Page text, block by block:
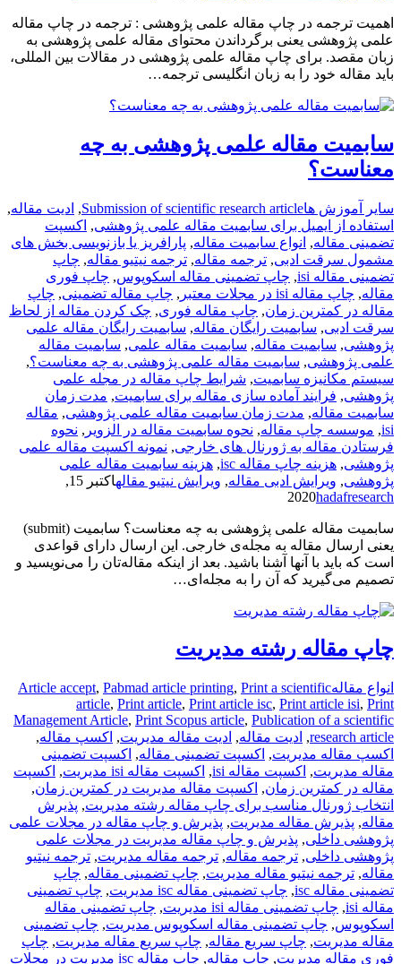
اهمیت ترجمه در چاپ مقاله علمی پژوهشی : ترجمه در چاپ مقاله
علمی پژوهشی یعنی برگرداندن محتوای مقاله علمی پژوهشی به
زبان مقصد. برای چاپ مقاله علمی پژوهشی در مقالات بین المللی،
باید مقاله خود را به زبان انگلیسی ترجمه…
سابمیت مقاله علمی پژوهشی به چه
معناست؟
سایر آموزش هاSubmission of scientific research article
, ادیت مقاله,
استفاده از ایمیل برای سابمیت مقاله علمی پژوهشی, اکسپت
تضمینی مقاله, انواع سابمیت مقاله, پارافریز یا بازنویسی بخش های
مشمول سرقت ادبی, ترجمه مقاله, ترجمه نیتیو مقاله, چاپ
تضمینی مقاله isi
, چاپ تضمینی مقاله اسکوپوس, چاپ فوری
مقاله, چاپ مقاله isi در مجلات معتبر , چاپ مقاله تضمینی, چاپ
مقاله در کمترین زمان, چاپ مقاله فوری, چک کردن مقاله از لحاظ
سرقت ادبی, سابمیت رایگان مقاله, سابمیت رایگان مقاله علمی
پژوهشی, سابمیت مقاله, سابمیت مقاله علمی, سابمیت مقاله
علمی پژوهشی, سابمیت مقاله علمی پژوهشی به چه معناست؟,
سیستم مکانیزه سابمیت, شرایط چاپ مقاله در مجله علمی
پژوهشی, فرایند آماده سازی مقاله برای سابمیت, مدت زمان
سابمیت مقاله, مدت زمان سابمیت مقاله علمی پژوهشی, مقاله
isi
, موسسه چاپ مقاله, نحوه سابمیت مقاله در الزویر , نحوه
فرستادن مقاله به ژورنال های خارجی, نمونه اکسپت مقاله علمی
پژوهشی, هزینه چاپ مقاله isc , هزینه سابمیت مقاله علمی
پژوهشی, ویرایش ادبی مقاله, ویرایش نیتیو مقاله
اکتبر 15,
2020hadafresearch
سابمیت مقاله علمی پژوهشی به چه معناست؟ سابمیت (submit)
یعنی ارسال مقاله به مجله‌ی خارجی. این ارسال دارای قواعدی
است که باید با آنها آشنا باشید. بعد از اینکه مقاله‌تان را می‌نویسید و
تصمیم می‌گیرید که آن را به مجله‌ای…
چاپ مقاله رشته مدیریت
انواع مقاله Article accept, Pabmad article printing, Print a scientific
article, Print article, Print article isc, Print article isi, Print
Management Article, Print Scopus article, Publication of a scientific
research article
, ادیت مقاله, ادیت مقاله مدیریت, اکسپ مقاله,
اکسپ مقاله مدیریت, اکسپت تضمینی مقاله, اکسپت تضمینی
مقاله مدیریت, اکسپت مقاله isi , اکسپت مقاله isi مدیریت , اکسپت
مقاله در کمترین زمان, اکسپت مقاله مدیریت در کمترین زمان,
انتخاب ژورنال مناسب برای چاپ مقاله رشته مدیریت, پذیرش
مقاله, پذیرش مقاله مدیریت, پذیرش و چاپ مقاله در مجلات علمی
پژوهشی داخلی, پذیرش و چاپ مقاله مدیریت در مجلات علمی
پژوهشی داخلی, ترجمه مقاله, ترجمه مقاله مدیریت, ترجمه نیتیو
مقاله, ترجمه نیتیو مقاله مدیریت, چاپ تضمینی مقاله, چاپ
تضمینی مقاله isc
, چاپ تضمینی مقاله isc مدیریت , چاپ تضمینی
مقاله isi
, چاپ تضمینی مقاله isi مدیریت , چاپ تضمینی مقاله
اسکوپوس, چاپ تضمینی مقاله اسکوپوس مدیریت, چاپ تضمینی
مقاله مدیریت, چاپ سریع مقاله, چاپ سریع مقاله مدیریت, چاپ
فوری مقاله مدیریت, چاپ مقاله, چاپ مقاله isc مدیریت در مجلات